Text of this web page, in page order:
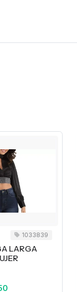
1033839